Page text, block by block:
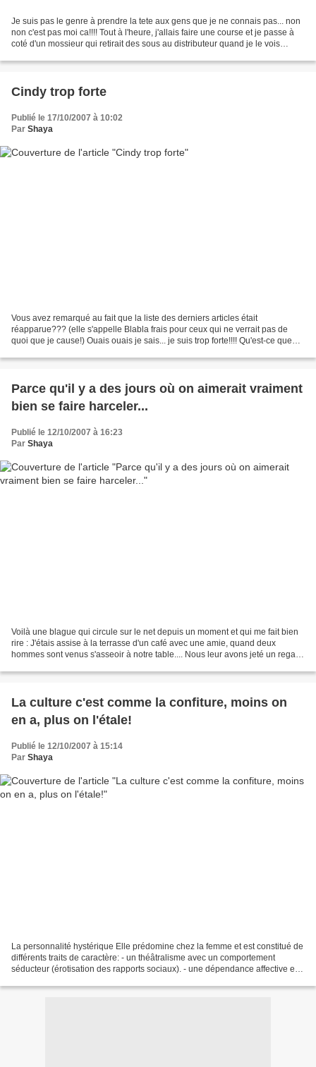
Je suis pas le genre à prendre la tete aux gens que je ne connais pas... non
non c'est pas moi ca!!!! Tout à l'heure, j'allais faire une course et je passe à
coté d'un mossieur qui retirait des sous au distributeur quand je le vois
Cindy trop forte
Publié le 17/10/2007 à 10:02
Par Shaya
Vous avez remarqué au fait que la liste des derniers articles était
réapparue??? (elle s'appelle Blabla frais pour ceux qui ne verrait pas de
quoi que je cause!) Ouais ouais je sais... je suis trop forte!!!! Qu'est-ce que
Parce qu'il y a des jours où on aimerait vraiment
bien se faire harceler...
Publié le 12/10/2007 à 16:23
Par Shaya
Voilà une blague qui circule sur le net depuis un moment et qui me fait bien
rire : J'étais assise à la terrasse d'un café avec une amie, quand deux
hommes sont venus s'asseoir à notre table.... Nous leur avons jeté un regard
La culture c'est comme la confiture, moins on
en a, plus on l'étale!
Publié le 12/10/2007 à 15:14
Par Shaya
La personnalité hystérique Elle prédomine chez la femme et est constitué de
différents traits de caractère: - un théâtralisme avec un comportement
séducteur (érotisation des rapports sociaux). - une dépendance affective et